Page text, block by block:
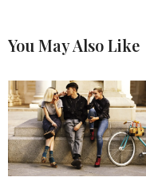
You May Also Like